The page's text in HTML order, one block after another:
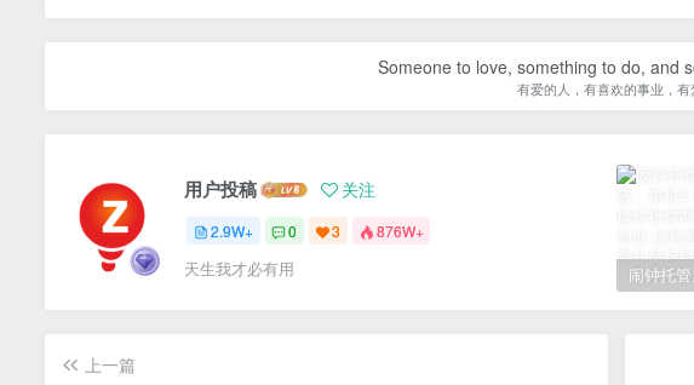
Someone to love, something to do, and
有爱的人，有喜欢的事业，有
用户投稿 关注
2.9W+ 0 3 876W+
天生我才必有用
上一篇